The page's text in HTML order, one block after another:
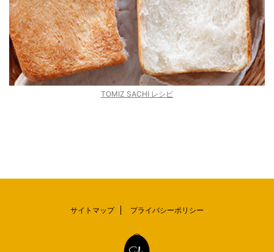
TOMIZ SACHI レシピ
サイトマップ プライバシーポリシー